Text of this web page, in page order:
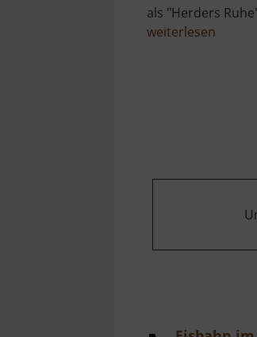
als "Herders
weiterlesen